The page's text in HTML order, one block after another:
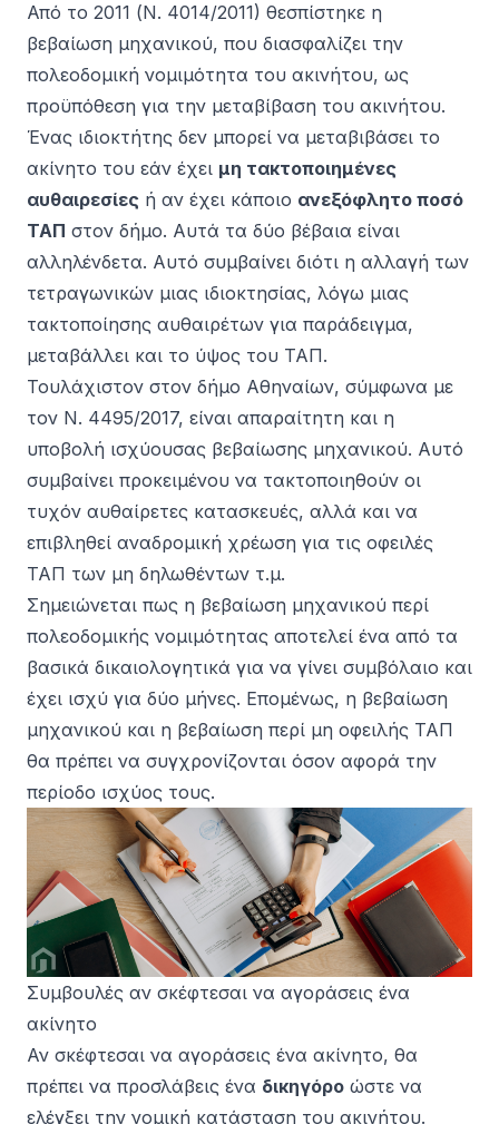
Από το 2011 (Ν. 4014/2011) θεσπίστηκε η
βεβαίωση μηχανικού, που διασφαλίζει την
πολεοδομική νομιμότητα του ακινήτου, ως
προϋπόθεση για την μεταβίβαση του ακινήτου.
Ένας ιδιοκτήτης δεν μπορεί να μεταβιβάσει το
ακίνητο του εάν έχει μη τακτοποιημένες
αυθαιρεσίες ή αν έχει κάποιο ανεξόφλητο ποσό
ΤΑΠ στον δήμο. Αυτά τα δύο βέβαια είναι
αλληλένδετα. Αυτό συμβαίνει διότι η αλλαγή των
τετραγωνικών μιας ιδιοκτησίας, λόγω μιας
τακτοποίησης αυθαιρέτων για παράδειγμα,
μεταβάλλει και το ύψος του ΤΑΠ.
Τουλάχιστον στον δήμο Αθηναίων, σύμφωνα με
τον Ν. 4495/2017, είναι απαραίτητη και η
υποβολή ισχύουσας βεβαίωσης μηχανικού. Αυτό
συμβαίνει προκειμένου να τακτοποιηθούν οι
τυχόν αυθαίρετες κατασκευές, αλλά και να
επιβληθεί αναδρομική χρέωση για τις οφειλές
ΤΑΠ των μη δηλωθέντων τ.μ.
Σημειώνεται πως η βεβαίωση μηχανικού περί
πολεοδομικής νομιμότητας αποτελεί ένα από τα
βασικά δικαιολογητικά για να γίνει συμβόλαιο και
έχει ισχύ για δύο μήνες. Επομένως, η βεβαίωση
μηχανικού και η βεβαίωση περί μη οφειλής ΤΑΠ
θα πρέπει να συγχρονίζονται όσον αφορά την
περίοδο ισχύος τους.
Συμβουλές αν σκέφτεσαι να αγοράσεις ένα
ακίνητο
Αν σκέφτεσαι να αγοράσεις ένα ακίνητο, θα
πρέπει να προσλάβεις ένα δικηγόρο ώστε να
ελέγξει την νομική κατάσταση του ακινήτου.